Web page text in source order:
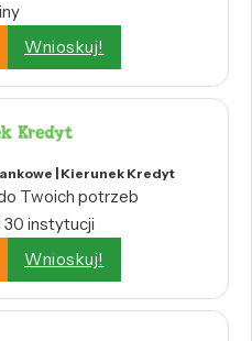
Wnioskuj!
| Kierunek Kredyt
Twoich potrzeb
30 instytucji
Wnioskuj!